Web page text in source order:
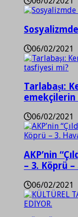
06/02/2021
Tarlabaşı:
06/02/2021
AKP’nin
– 3. Köprü –
06/02/2021